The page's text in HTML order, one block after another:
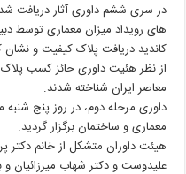
از نظر هئیت داوری حائز کسب
معاصر ایران شناخته شدند.
معماری و ساختمان برگزار گردید.
هیئت داوران متشکل از خانم دکتر
علیدوست و دکتر شهاب میرزائیان و